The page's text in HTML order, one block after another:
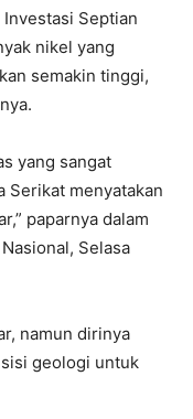
Septian
nikel yang
semakin tinggi,
yang sangat
Serikat menyatakan
paparnya dalam
Selasa
namun dirinya
geologi untuk